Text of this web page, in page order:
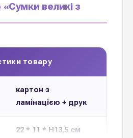
великі з
товару
картон з
ламінацією + друк
22 * 11 * Н13,5 см